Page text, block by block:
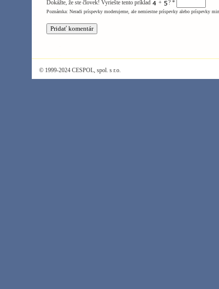
Dokážte, že ste človek! Vyriešte tento príklad + ? *
Poznámka: Neradi príspevky moderujeme, ale nemiestne príspevky alebo príspevky
© 1999-2024 CESPOL, spol. s r.o.